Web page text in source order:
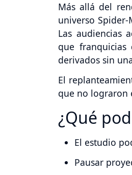
Más allá del
universo Spider-
Las audiencias
que franquicias
derivados sin
El
que no lograron
¿Qué
El estudio
Pausar